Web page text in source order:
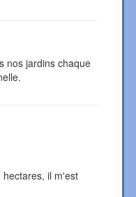
nos jardins chaque
il m'est